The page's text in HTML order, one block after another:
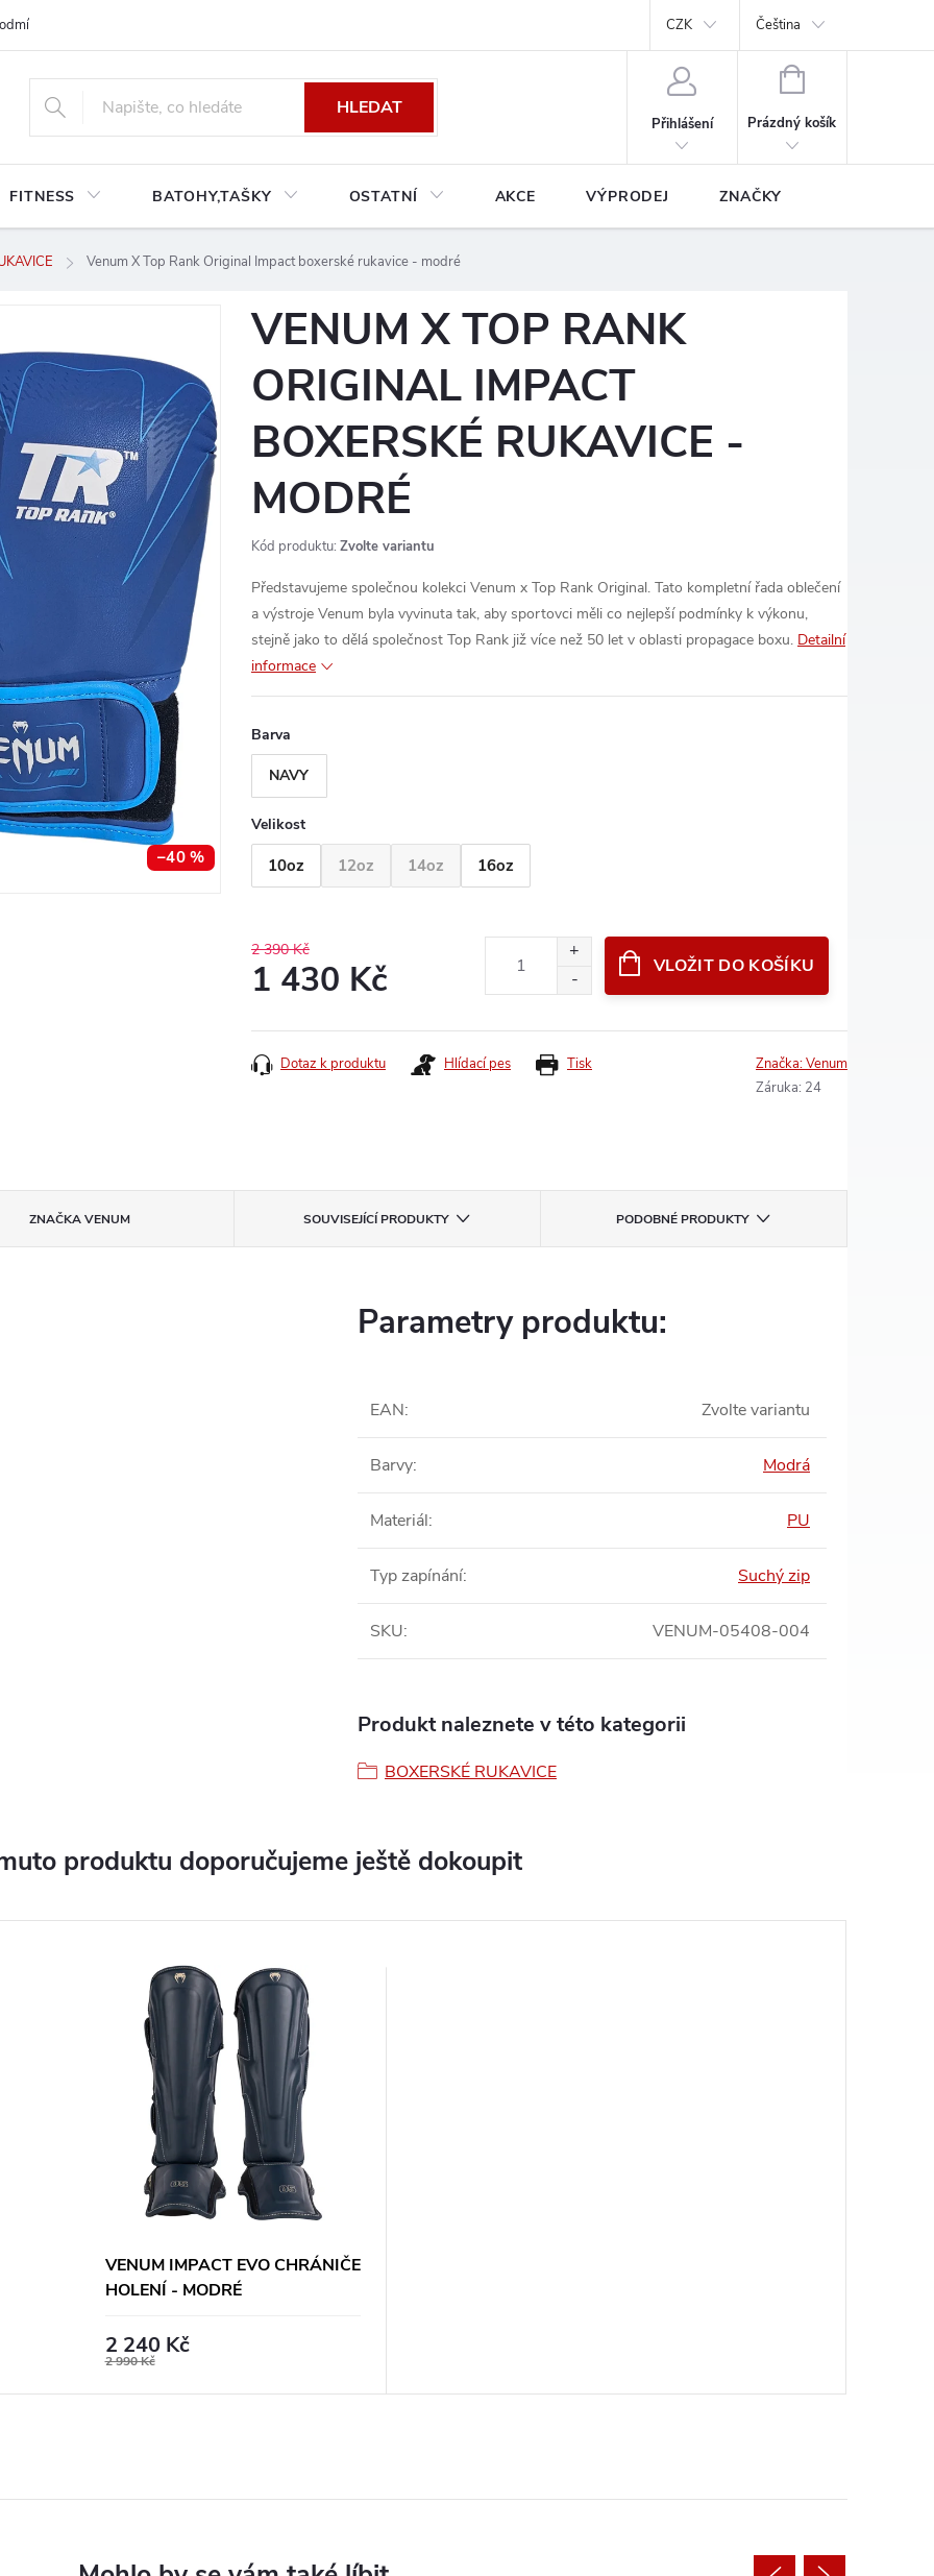
platné pro Českou a Slovenskou republiku Podmínky ochrany osobních údajů Prodávané značky
CZK Čeština
HLEDAT
Přihlášení
NÁKUPNÍ
Prázdný košík
FITNESS BATOHY,TAŠKY OSTATNÍ AKCE VÝPRODEJ ZNAČKY
Venum X Top Rank Original Impact boxerské rukavice - modré
–40 %
VENUM X TOP RANK
ORIGINAL IMPACT
BOXERSKÉ RUKAVICE -
MODRÉ
Kód produktu: Zvolte variantu
Představujeme společnou kolekci Venum x Top Rank Original. Tato kompletní řada oblečení
a výstroje Venum byla vyvinuta tak, aby sportovci měli co nejlepší podmínky k výkonu,
stejně jako to dělá společnost Top Rank již více než 50 let v oblasti propagace boxu. Detailní
informace
Barva
NAVY
Velikost
10oz 12oz 14oz 16oz
2 390 Kč
1 430 Kč
cena:
VLOŽIT DO KOŠÍKU
Tisk
Dotaz k produktu Hlídací pes Značka:Venum
Záruka: 24
ZNAČKAVENUM SOUVISEJÍCÍ PRODUKTY PODOBNÉ PRODUKTY
Parametry produktu:
EAN: Zvolte variantu
Barvy: Modrá
Materiál: PU
Typ zapínání: Suchý zip
SKU: VENUM-05408-004
Produkt naleznete v této kategorii
BOXERSKÉ RUKAVICE
produktu doporučujeme ještě dokoupit
VENUM IMPACT EVO CHRÁNIČE
HOLENÍ - MODRÉ
2 240 Kč
2 990 Kč